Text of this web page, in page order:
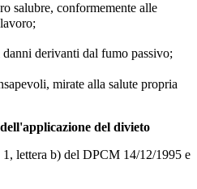
salubre, conformemente alle
derivanti dal fumo passivo;
mirate alla salute propria
del divieto
lettera b) del DPCM 14/12/1995 e